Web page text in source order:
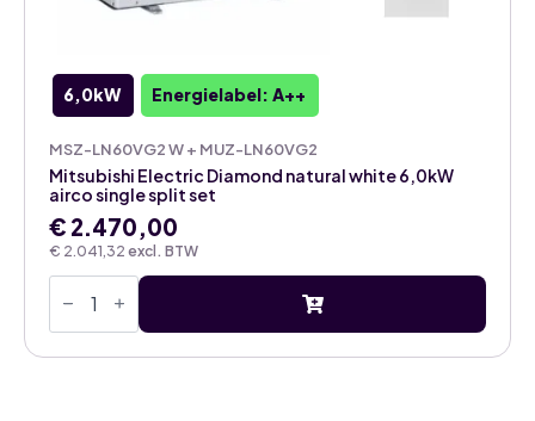
6,0kW Energielabel: A++
MSZ-LN60VG2 W + MUZ-LN60VG2
€ 2.041,32 excl. BTW
Mitsubishi Electric Diamond natural white 6,0kW
airco single split set
€ 2.470,00
Mitsubishi
Electric
natural
white